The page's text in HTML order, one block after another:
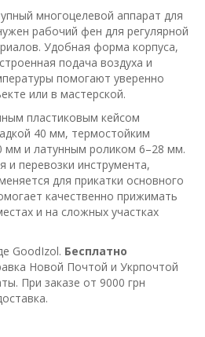
многоцелевой аппарат для
рабочий фен для регулярной
Удобная форма корпуса,
подача воздуха и
помогают уверенно
или в мастерской.
пластиковым кейсом
40 мм, термостойким
мм и латунным роликом 6–28 мм.
и перевозки инструмента,
для прикатки основного
качественно прижимать
и на сложных участках
GoodIzol. Бесплатно
Новой Почтой и Укрпочтой
При заказе от 9000 грн